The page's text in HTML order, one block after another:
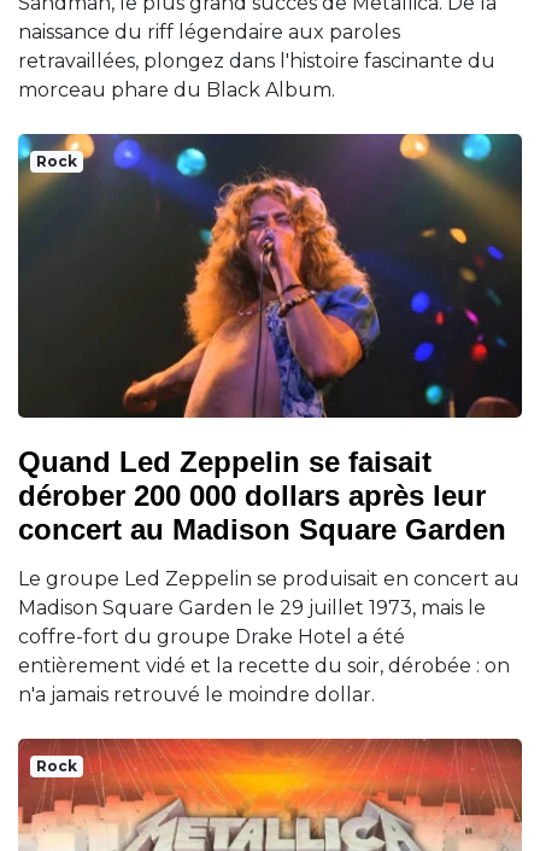
naissance du riff légendaire aux paroles
retravaillées, plongez dans l'histoire fascinante du
morceau phare du Black Album.
Rock
Quand Led Zeppelin se faisait
dérober 200 000 dollars après leur
concert au Madison Square Garden
Le groupe Led Zeppelin se produisait en concert au
Madison Square Garden le 29 juillet 1973, mais le
coffre-fort du groupe Drake Hotel a été
entièrement vidé et la recette du soir, dérobée : on
n'a jamais retrouvé le moindre dollar.
Rock